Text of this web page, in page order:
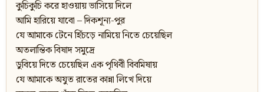
কুচিকুচি করে হাওয়ায় ভাসিয়ে দিলে
আমি হারিয়ে যাবো – দিকশূন্য-পুর
যে আমাকে টেনে হিঁচড়ে নামিয়ে নিতে চেয়েছিল
অতলান্তিক বিষাদ সমুদ্রে
ডুবিয়ে দিতে চেয়েছিল এক পৃথিবী বিবমিষায়
যে আমাকে অযুত রাতের কান্না লিখে দিয়ে